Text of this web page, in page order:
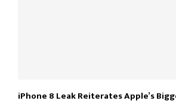
iPhone 8 Leak Reiterates Apple’s